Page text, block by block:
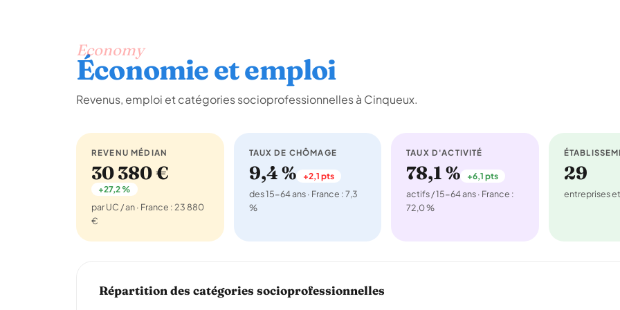
Economy
Économie et emploi
Revenus, emploi et catégories socioprofessionnelles à Cinqueux.
REVENU MÉDIAN
30 380 €
+27,2 %
par UC / an · France : 23 880
€
TAUX DE CHÔMAGE
9,4 % +2,1 pts
des 15-64 ans · France : 7,3
%
TAUX D'ACTIVITÉ
78,1 % +6,1 pts
actifs / 15-64 ans · France :
72,0 %
29
entreprises
Répartition des catégories socioprofessionnelles